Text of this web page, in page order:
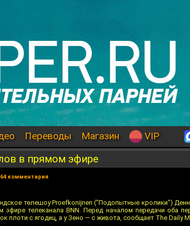
Переводы Магазин VIP
в прямом эфире
комментария
телешоу Proefkonijnen ("Подопытные кролики")
эфире телеканала BNN. Перед началом передачи оба
плоти с ягодиц, а у Зено — с живота, сообщает The Daily